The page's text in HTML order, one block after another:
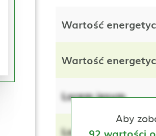
Wartość
Wartość
Lorem ipsum
Lorem ipsum
Aby